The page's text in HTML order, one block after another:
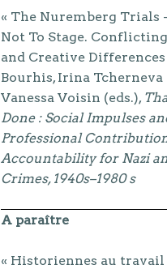
« The Nuremberg Trials
Not To Stage.
and Creative
Bourhis, Irina Tcherneva
Vanessa Voisin (eds.),
Done : Social Impulses
Professional
Accountability for Nazi
Crimes, 1940s–1980 s
A paraître
« Historiennes au travail